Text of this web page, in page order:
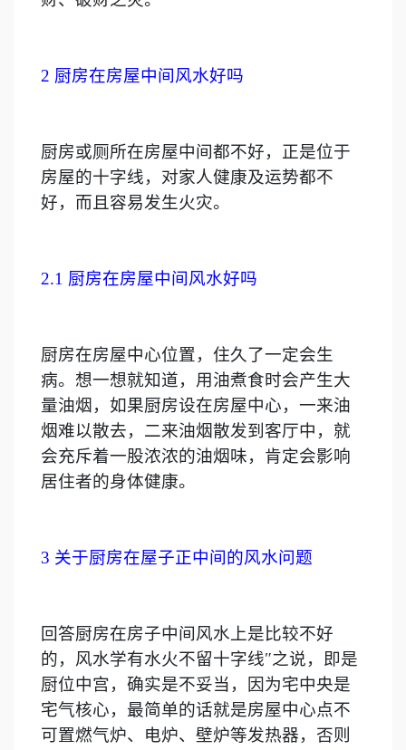
2 厨房在房屋中间风水好吗
厨房或厕所在房屋中间都不好，正是位于
房屋的十字线，对家人健康及运势都不
好，而且容易发生火灾。
2.1 厨房在房屋中间风水好吗
厨房在房屋中心位置，住久了一定会生
病。想一想就知道，用油煮食时会产生大
量油烟，如果厨房设在房屋中心，一来油
烟难以散去，二来油烟散发到客厅中，就
会充斥着一股浓浓的油烟味，肯定会影响
居住者的身体健康。
3 关于厨房在屋子正中间的风水问题
回答厨房在房子中间风水上是比较不好
的，风水学有水火不留十字线″之说，即是
厨位中宫，确实是不妥当，因为宅中央是
宅气核心，最简单的话就是房屋中心点不
可置燃气炉、电炉、壁炉等发热器，否则